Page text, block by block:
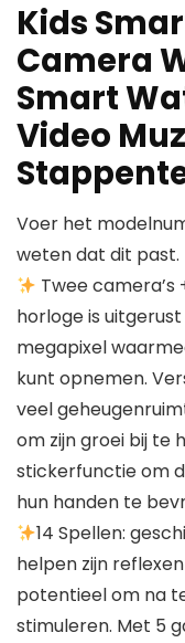
Kids
Camera
Smart
Video
Voer het
weten dat dit past.
Twee camera’s
horloge is
megapixel
kunt opnemen.
veel
om zijn groei bij te
stickerfunctie om
hun handen te
14 Spellen:
helpen zijn
potentieel om na
stimuleren. Met 5